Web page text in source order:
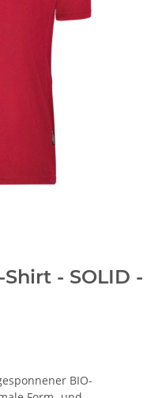
- SOLID -
BIO-